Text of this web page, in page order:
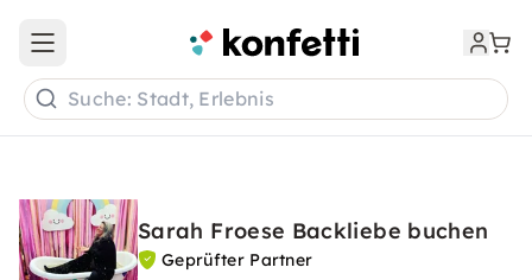
Open main menu
Suche: Stadt, Erlebnis
Sarah Froese Backliebe buchen
Geprüfter Partner